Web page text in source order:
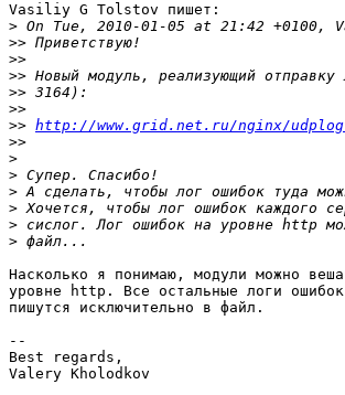
Vasiliy G Tolstov пишет:
>
>>
>>
>>
>>
>>
>> http://www.grid.net.ru/nginx/
>>
>
>
>
>
>
>
Насколько я понимаю, модули можно
уровне http. Все остальные логи
пишутся исключительно в файл.
--
Best regards,
Valery Kholodkov